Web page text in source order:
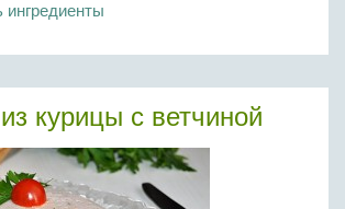
ингредиенты
курицы с ветчиной